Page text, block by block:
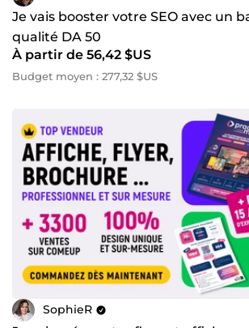
Je vais booster votre SEO avec un
qualité DA 50
À partir de 56,42 $US
Budget moyen : 277,32 $US
SophieR